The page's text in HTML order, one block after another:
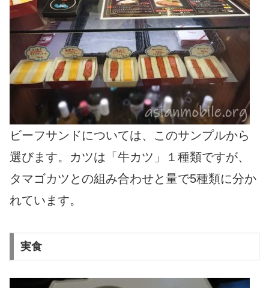
ビーフサンドについては、このサンプルから
選びます。カツは「牛カツ」１種類ですが、
タマゴカツとの組み合わせと量で5種類に分か
れています。
実食